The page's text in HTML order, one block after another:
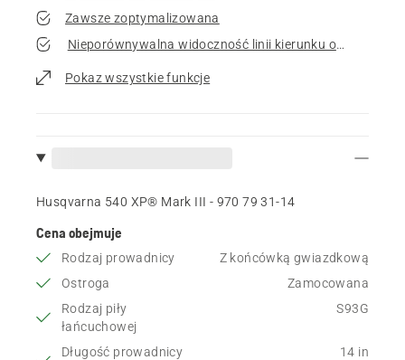
Zawsze zoptymalizowana
Nieporównywalna widoczność linii kierunku obalania
Pokaz wszystkie funkcje
Husqvarna 540 XP® Mark III - 970 79 31‑14
Cena obejmuje
Rodzaj prowadnicy
Z końcówką gwiazdkową
Ostroga
Zamocowana
Rodzaj piły
łańcuchowej
S93G
Długość prowadnicy
14 in